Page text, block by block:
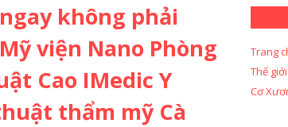
không phải
viện Nano Phòng
Cao IMedic Y
thẩm mỹ Cà
Trang
Thế
Cơ